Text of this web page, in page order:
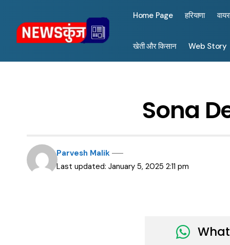
Home Page हरियाणा
खेती और किसान Web Story
Sona
Last updated: January 5, 2025 2:11 pm
Parvesh Malik